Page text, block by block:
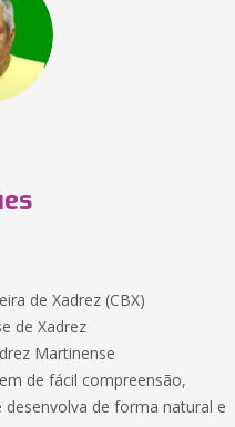
de Xadrez (CBX)
de Xadrez
Martinense
de fácil compreensão,
de forma natural e